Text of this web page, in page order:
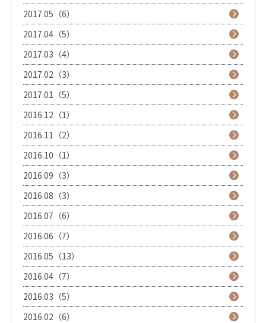
2017.05（6）
2017.04（5）
2017.03（4）
2017.02（3）
2017.01（5）
2016.12（1）
2016.11（2）
2016.10（1）
2016.09（3）
2016.08（3）
2016.07（6）
2016.06（7）
2016.05（13）
2016.04（7）
2016.03（5）
2016.02（6）